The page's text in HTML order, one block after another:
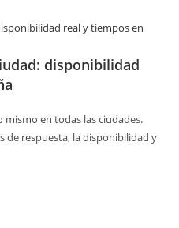
disponibilidad
en todas las ciudades.
de respuesta, la disponibilidad y